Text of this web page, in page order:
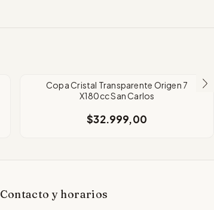
Copa Cristal Transparente Origen 7
X180cc San Carlos
$32.999,00
Contacto y horarios